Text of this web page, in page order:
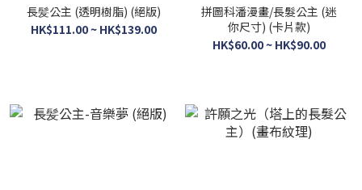
長髪公主 (透明樹脂) (絕版)
HK$111.00 ~ HK$139.00
拼圖科潘漫畫/長髮公主 (迷
你尺寸) (卡片款)
HK$60.00 ~ HK$90.00